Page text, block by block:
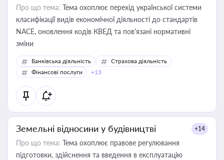
Про що тема: Тема охоплює перехід української системи
класифікації видів економічної діяльності до стандартів
NACE, оновлення кодів КВЕД та пов'язані нормативні
зміни
Банківська діяльність
Страхова діяльність
Фінансові послуги
+13
Земельні відносини у будівництві +14
Про що тема: Тема охоплює правове регулювання
підготовки, здійснення та введення в експлуатацію